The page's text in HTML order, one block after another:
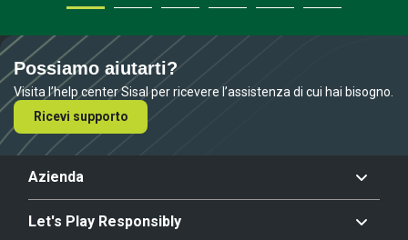
Possiamo aiutarti?
Visita l’help center Sisal per ricevere l’assistenza di cui hai bisogno.
Ricevi supporto
Azienda
Let's Play Responsibly